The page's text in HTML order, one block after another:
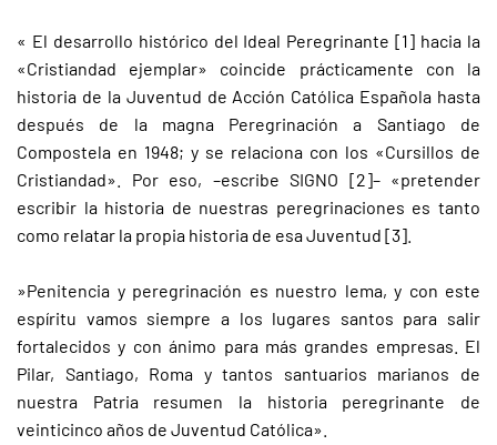
« El desarrollo histórico del Ideal Peregrinante [1] hacia la
«Cristiandad ejemplar» coincide prácticamente con la
historia de la Juventud de Acción Católica Española hasta
después de la magna Peregrinación a Santiago de
Compostela en 1948; y se relaciona con los «Cursillos de
Cristiandad». Por eso, –escribe SIGNO [2]– «pretender
escribir la historia de nuestras peregrinaciones es tanto
como relatar la propia historia de esa Juventud [3].
»Penitencia y peregrinación es nuestro lema, y con este
espíritu vamos siempre a los lugares santos para salir
fortalecidos y con ánimo para más grandes empresas. El
Pilar, Santiago, Roma y tantos santuarios marianos de
nuestra Patria resumen la historia peregrinante de
veinticinco años de Juventud Católica».